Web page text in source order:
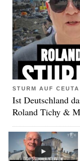
STURM AUF CEUTA
Ist Deutschland
Roland Tichy &